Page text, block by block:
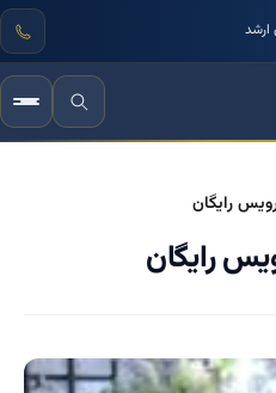
ارشد
رایگان
رایگان